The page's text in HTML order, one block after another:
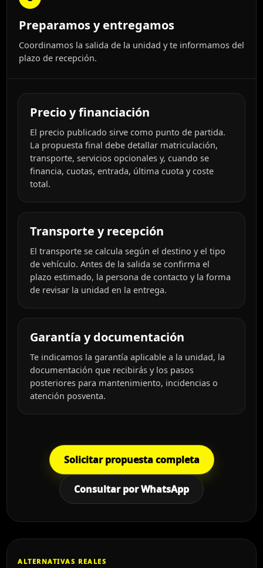
Preparamos y entregamos
Coordinamos la salida de la unidad y te informamos del
plazo de recepción.
Precio y financiación
El precio publicado sirve como punto de partida.
La propuesta final debe detallar matriculación,
transporte, servicios opcionales y, cuando se
financia, cuotas, entrada, última cuota y coste
total.
Transporte y recepción
El transporte se calcula según el destino y el tipo
de vehículo. Antes de la salida se confirma el
plazo estimado, la persona de contacto y la forma
de revisar la unidad en la entrega.
Garantía y documentación
Te indicamos la garantía aplicable a la unidad, la
documentación que recibirás y los pasos
posteriores para mantenimiento, incidencias o
atención posventa.
Solicitar propuesta completa
Consultar por WhatsApp
ALTERNATIVAS REALES